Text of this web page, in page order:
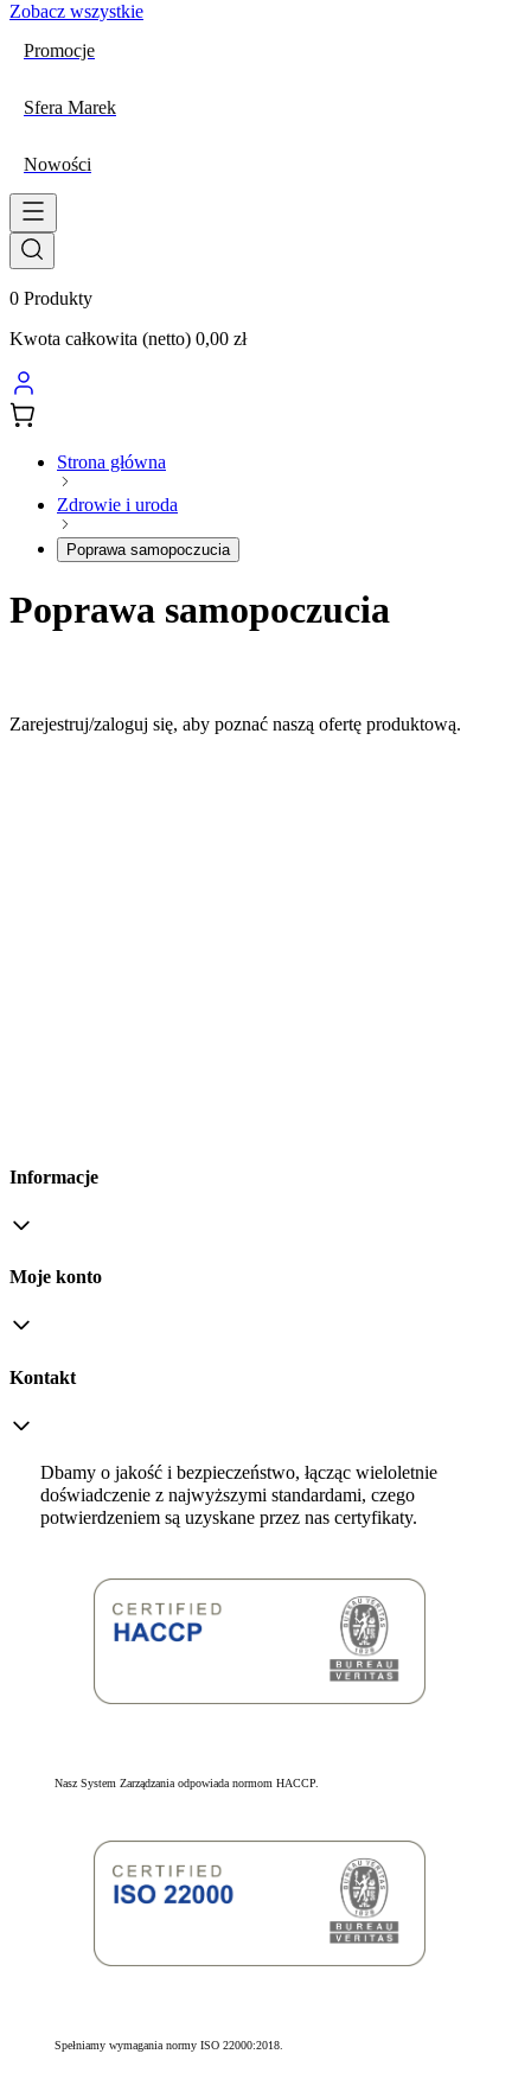
Zobacz wszystkie
Promocje
Sfera Marek
Nowości
0 Produkty
Kwota całkowita (netto) 0,00 zł
Strona główna
Zdrowie i uroda
Poprawa samopoczucia
Poprawa samopoczucia
Zarejestruj/zaloguj się, aby poznać naszą ofertę produktową.
Informacje
Moje konto
Kontakt
Dbamy o jakość i bezpieczeństwo, łącząc wieloletnie
doświadczenie z najwyższymi standardami, czego
potwierdzeniem są uzyskane przez nas certyfikaty.
Nasz System Zarządzania odpowiada normom HACCP.
Spełniamy wymagania normy ISO 22000:2018.